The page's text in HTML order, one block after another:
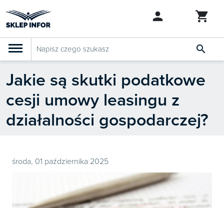
PRODUKTY
SZUKAJ PODOBNYCH PRODUKTÓW 

Klasyfikacja budżetowa 2027
Szkolenia
Abonamenty
Dziennik Gazeta Prawna
Bestsellery 
Jakie są skutki podatkowe
cesji umowy leasingu z
działalności gospodarczej?
środa, 01 października 2025